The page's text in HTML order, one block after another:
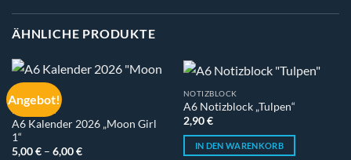
ÄHNLICHE PRODUKTE
Angebot!
KALENDER
A6 Kalender 2026 „Moon Girl
1“
5,00€– 6,00€
NOTIZBLOCK
A6 Notizblock „Tulpen“
2,90€
IN DEN WARENKORB